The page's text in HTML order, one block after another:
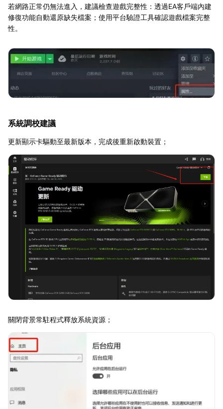
若網路正常仍無法進入，建議檢查遊戲完整性：透過EA客戶端內建
修復功能自動還原缺失檔案；使用平台驗證工具確認遊戲檔案完整
性。
系統調校建議
更新顯示卡驅動至最新版本，完成後重新啟動裝置；
關閉背景常駐程式釋放系統資源；